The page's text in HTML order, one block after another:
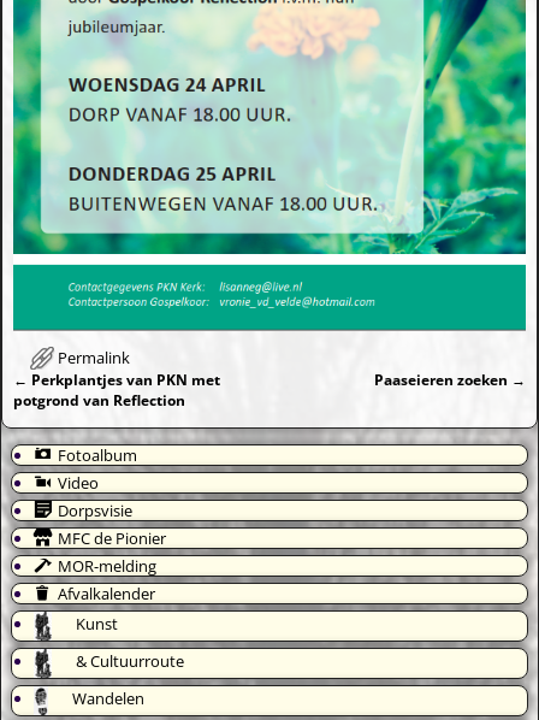
Permalink
Bericht navigatie
← Perkplantjes van PKN met
potgrond van Reflection
Paaseieren zoeken →
Fotoalbum
Video
Dorpsvisie
MFC de Pionier
MOR-melding
Afvalkalender
Kunst
& Cultuurroute
Wandelen